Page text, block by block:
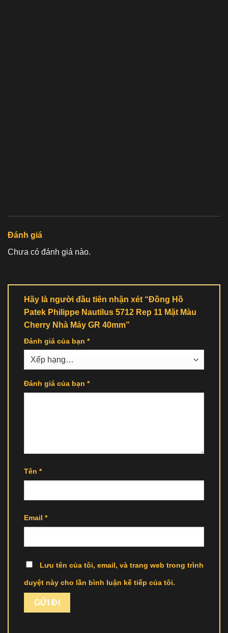
Đánh giá
Chưa có đánh giá nào.
Hãy là người đầu tiên nhận xét “Đồng Hồ
Patek Philippe Nautilus 5712 Rep 11 Mặt Màu
Cherry Nhà Máy GR 40mm”
Đánh giá của bạn *
Đánh giá của bạn *
Tên *
Email *
Lưu tên của tôi, email, và trang web trong trình
duyệt này cho lần bình luận kế tiếp của tôi.